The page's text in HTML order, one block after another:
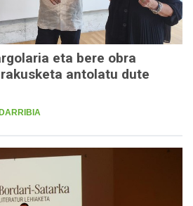
eta bere obra
antolatu dute